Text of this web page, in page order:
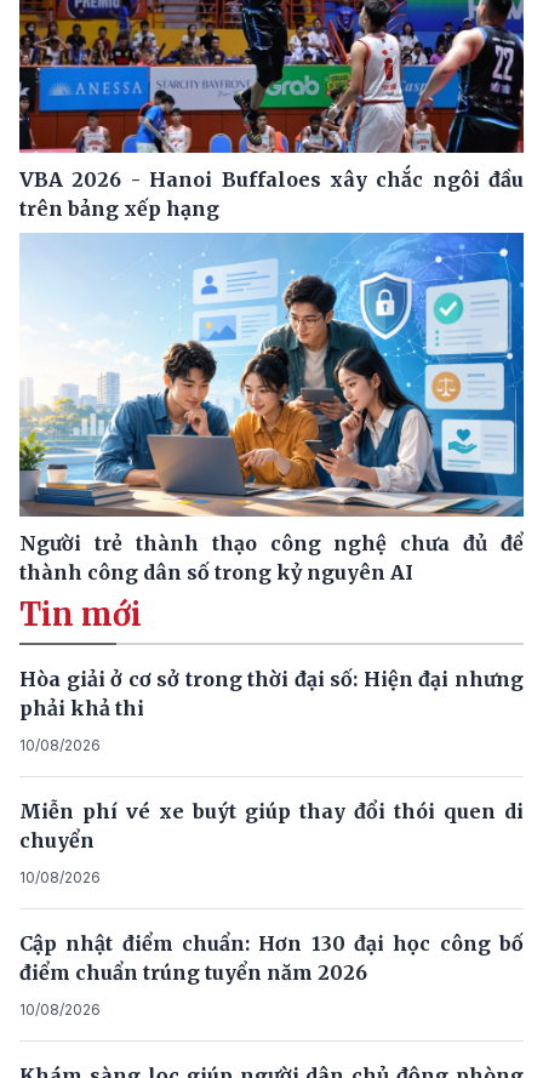
VBA 2026 - Hanoi Buffaloes xây chắc ngôi đầu
trên bảng xếp hạng
Người trẻ thành thạo công nghệ chưa đủ để
thành công dân số trong kỷ nguyên AI
Tin mới
Hòa giải ở cơ sở trong thời đại số: Hiện đại nhưng
phải khả thi
10/08/2026
Miễn phí vé xe buýt giúp thay đổi thói quen di
chuyển
10/08/2026
Cập nhật điểm chuẩn: Hơn 130 đại học công bố
điểm chuẩn trúng tuyển năm 2026
10/08/2026